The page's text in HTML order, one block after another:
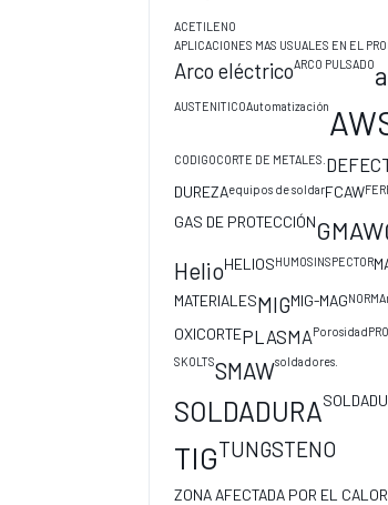
ACETILENO
APLICACIONES MAS USUALES EN EL
Arco eléctricoARCO PULSADO
AUSTENITICOAutomatización
CODIGOCORTE DE METALES.
DUREZAequipos de soldarFCAW
GAS DE PROTECCIÓNGMAW
HelioHELIOSHUMOSINSPECTOR
MATERIALESMIGMIG-MAGNORMA
OXICORTEPLASMAPorosidad
SKOLTSSMAWsoldadores.
SOLDADURA
TIGTUNGSTENO
ZONA AFECTADA POR EL CALOR